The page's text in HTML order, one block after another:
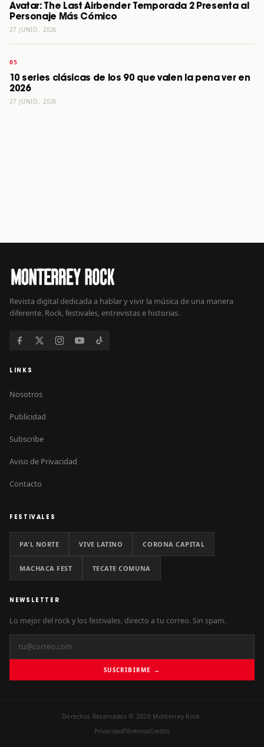
Avatar: The Last Airbender Temporada 2 Presenta al
Personaje Más Cómico
27 JUNIO, 2026
10 series clásicas de los 90 que valen la pena ver en
2026
27 JUNIO, 2026
Revista digital dedicada a hablar y vivir la música de una manera
diferente. Rock, festivales, entrevistas e historias.
LINKS
Nosotros
Publicidad
Subscribe
Aviso de Privacidad
Contacto
FESTIVALES
PA'L NORTE VIVE LATINO CORONA CAPITAL
MACHACA FEST TECATE COMUNA
NEWSLETTER
Lo mejor del rock y los festivales, directo a tu correo. Sin spam.
SUSCRIBIRME →
Derechos Reservados © 2026 Monterrey Rock.
PrivacidadTérminosCredits